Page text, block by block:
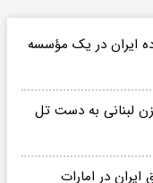
ایران در یک مؤسسه
لبنانی به دست تل
در امارات